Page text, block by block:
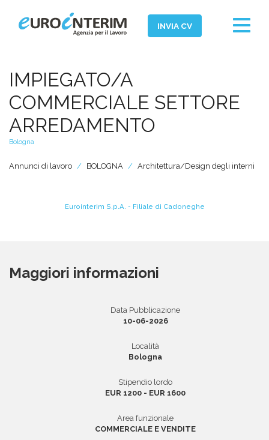
INVIA CV
Toggle
Chi Siamo
Aziende
Persone
Servizi
News ed Eventi
INVIA CV
IMPIEGATO/A
COMMERCIALE SETTORE
ARREDAMENTO
Bologna
Annunci di lavoro BOLOGNA Architettura/Design degli interni
Eurointerim S.p.A. - Filiale di Cadoneghe
Maggiori informazioni
Data Pubblicazione
10-06-2026
Località
Bologna
Stipendio lordo
EUR 1200 - EUR 1600
Area funzionale
COMMERCIALE E VENDITE